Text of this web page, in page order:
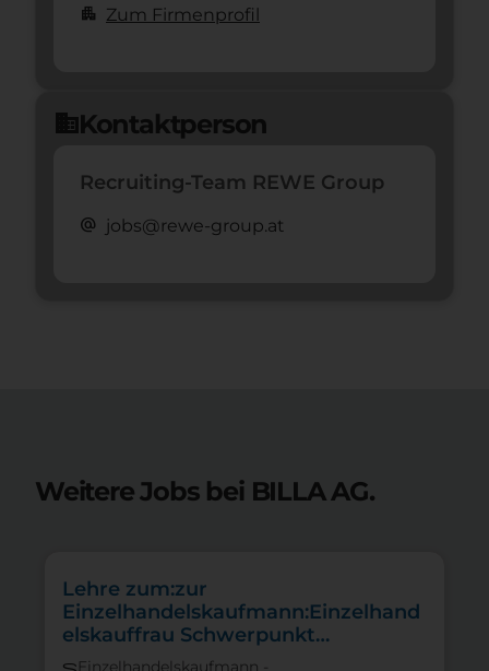
apartment Zum Firmenprofil
domainKontaktperson
Recruiting-Team REWE Group
alternate_email jobs@rewe-group.at
Weitere Jobs bei BILLA AG.
Lehre zum:zur
Einzelhandelskaufmann:Einzelhand
elskauffrau Schwerpunkt
Lebensmittel
sEinzelhandelskaufmann -